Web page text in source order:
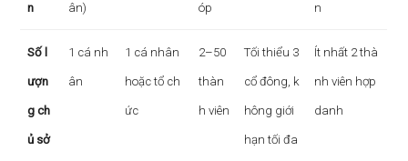
n ân) óp n
Số l
ượn
g ch
ủ sở
1 cá nh
ân
1 cá nhân
hoặc tổ ch
ức
2–50
thàn
h viên
Tối thiểu 3
cổ đông, k
hông giới
hạn tối đa
Ít nhất 2 thà
nh viên hợp
danh